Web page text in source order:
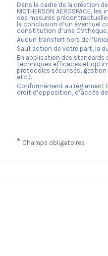
Dans le cadre de la création
MOTHERSON AEROSPACE, les
des mesures
la conclusion d’un éventuel
constitution d’une CVthèque.
Aucun transfert hors de
Sauf action de votre part, la
En application des standards
techniques efficaces et
protocoles sécurisés,
etc.).
Conformément au règlement
droit d’opposition, d’accès
* Champs obligatoires